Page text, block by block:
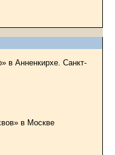
в Анненкирхе. Санкт-
в Москве